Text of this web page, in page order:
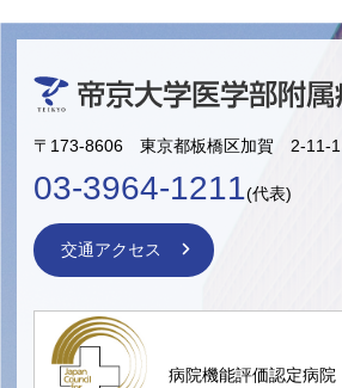
〒173-8606 東京都板橋区加賀 2-11-1
03-3964-1211(代表)
交通アクセス
病院機能評価認定病院